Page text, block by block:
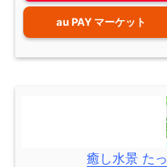
au PAY マーケット
癒し水景 た